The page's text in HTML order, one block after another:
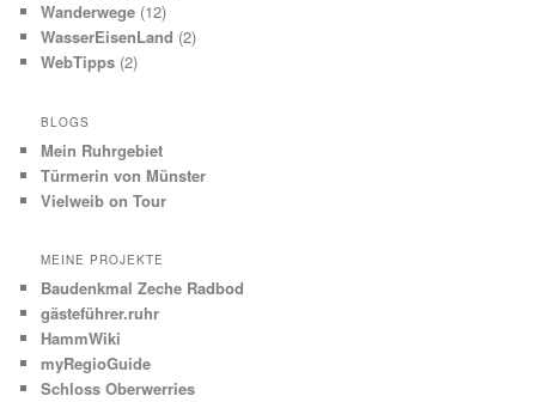
Wanderwege (12)
WasserEisenLand (2)
WebTipps (2)
BLOGS
Mein Ruhrgebiet
Türmerin von Münster
Vielweib on Tour
MEINE PROJEKTE
Baudenkmal Zeche Radbod
gästeführer.ruhr
HammWiki
myRegioGuide
Schloss Oberwerries